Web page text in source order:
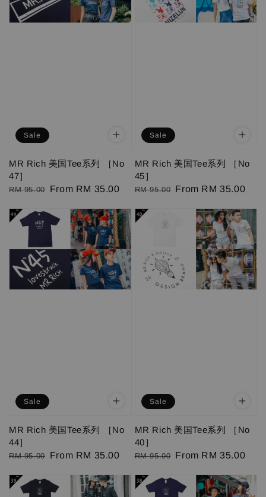
Sale
MR Rich 美国Tee系列 ［No
47］
Regular
RM 95.00
Sale
From RM 35.00
Sale
MR Rich 美国Tee系列 ［No
45］
Regular
RM 95.00 Sale
From RM 35.00
Sale
MR Rich 美国Tee系列 ［No
44］
Regular
RM 95.00
Sale
From RM 35.00
Sale
MR Rich 美国Tee系列 ［No
40］
Regular
RM 95.00 Sale
From RM 35.00